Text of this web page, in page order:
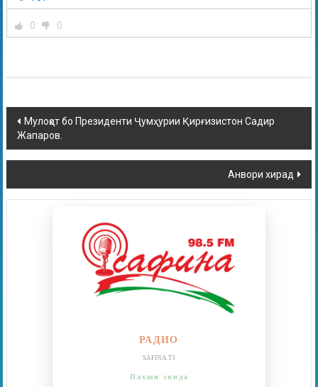
0 0
Мулоқот бо Президенти Ҷумҳурии Қирғизистон Садир
Жапаров.
Анвори хирад
РАДИО
SAFINA.TJ
Пахши зинда